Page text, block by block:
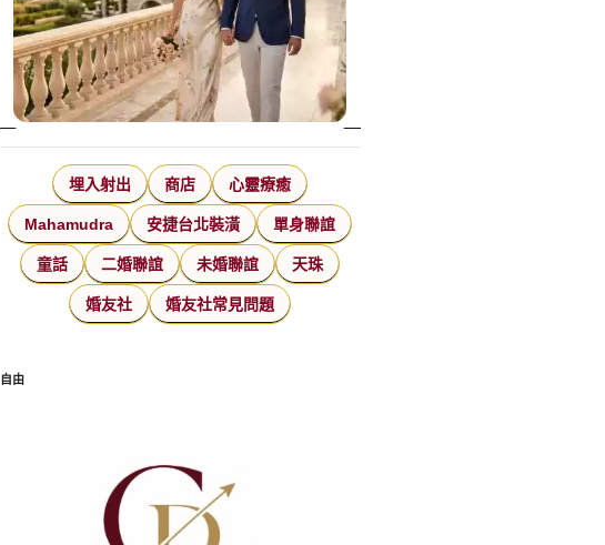
埋入射出 商店 心靈療癒
Mahamudra 安捷台北裝潢 單身聯誼
童話 二婚聯誼 未婚聯誼 天珠
婚友社 婚友社常見問題
自由